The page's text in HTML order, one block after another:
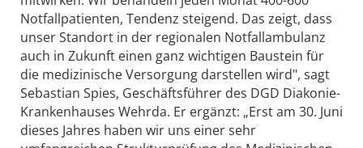
Notfallpatienten, Tendenz steigend. Das zeigt, dass
unser Standort in der regionalen Notfallambulanz
auch in Zukunft einen ganz wichtigen Baustein für
die medizinische Versorgung darstellen wird", sagt
Sebastian Spies, Geschäftsführer des DGD Diakonie-
Krankenhauses Wehrda. Er ergänzt: „Erst am 30. Juni
dieses Jahres haben wir uns einer sehr